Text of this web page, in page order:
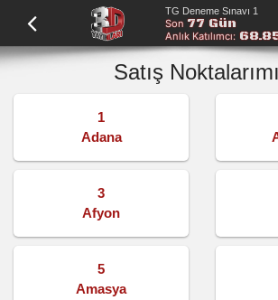
TG Deneme Sınavı 1
Son77 Gün
Anlık Katılımcı:
Satış
1
Adana
3
Afyon
5
Amasya